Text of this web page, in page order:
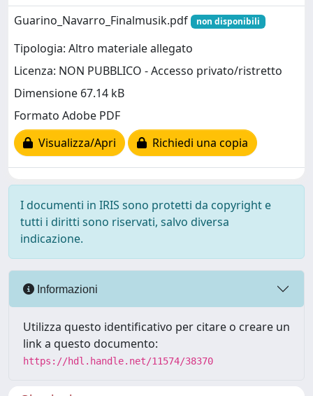
Guarino_Navarro_Finalmusik.pdf
non disponibili
Tipologia: Altro materiale allegato
Licenza: NON PUBBLICO - Accesso privato/ristretto
Dimensione 67.14 kB
Formato Adobe PDF
Visualizza/Apri
Richiedi una copia
I documenti in IRIS sono protetti da copyright e
tutti i diritti sono riservati, salvo diversa
indicazione.
Informazioni
Utilizza questo identificativo per citare o creare un
link a questo documento:
https://hdl.handle.net/11574/38370